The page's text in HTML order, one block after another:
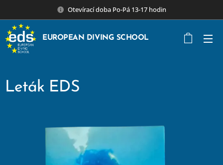
Otevírací doba Po-Pá 13-17 hodin
EUROPEAN DIVING SCHOOL
Leták EDS